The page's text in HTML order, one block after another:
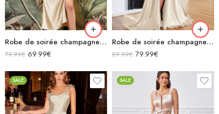
Robe de soirée champagne en satin col bénitier mi longue fendue à bretelles sans manches
79.99€ 69.99€
Robe de soirée champagne en satin décolleté carré longue fendue sirène
89.99€ 79.99€
SALE SALE